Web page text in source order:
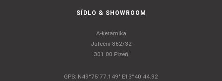
SÍDLO & SHOWROOM
A-keramika
Jateční 862/32
301 00 Plzeň
GPS: N49°75'77.149" E13°40'44.92